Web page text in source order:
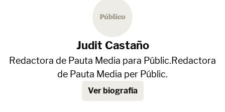
Judit Castaño
Redactora de Pauta Media para Públic.Redactora
de Pauta Media per Públic.
Ver biografía